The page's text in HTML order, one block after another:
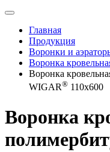
Главная
Продукция
Воронки и
Воронка
Воронка
WIGAR® 110x600
Воронка